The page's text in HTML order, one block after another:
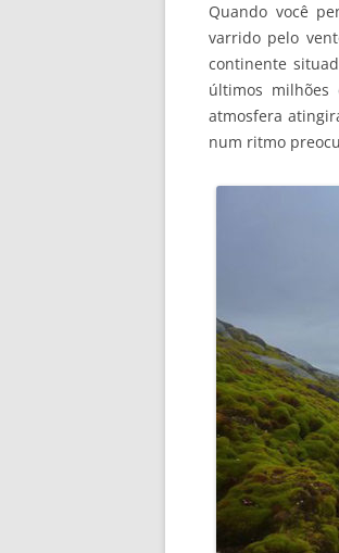
Quando você
varrido pelo
continente
últimos
atmosfera
num ritmo